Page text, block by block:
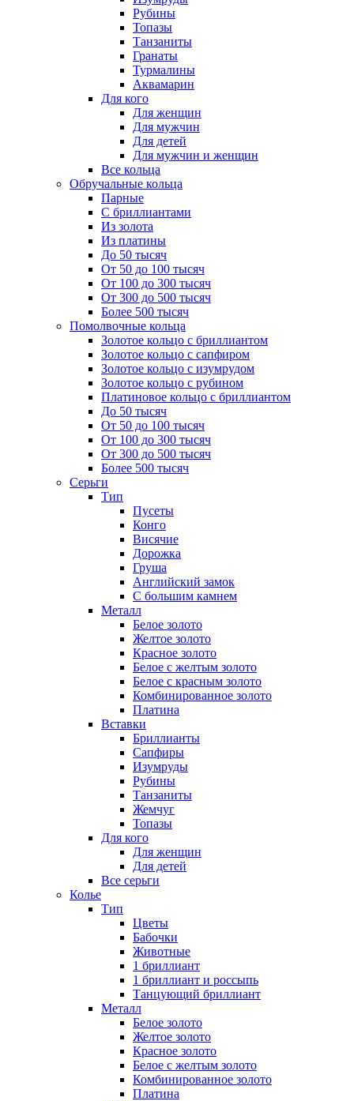
Рубины
Топазы
Танзаниты
Гранаты
Турмалины
Аквамарин
Для кого
Для женщин
Для мужчин
Для детей
Для мужчин и женщин
Все кольца
Обручальные кольца
Парные
С бриллиантами
Из золота
Из платины
До 50 тысяч
От 50 до 100 тысяч
От 100 до 300 тысяч
От 300 до 500 тысяч
Более 500 тысяч
Помолвочные кольца
Золотое кольцо с бриллиантом
Золотое кольцо с сапфиром
Золотое кольцо с изумрудом
Золотое кольцо с рубином
Платиновое кольцо с бриллиантом
До 50 тысяч
От 50 до 100 тысяч
От 100 до 300 тысяч
От 300 до 500 тысяч
Более 500 тысяч
Серьги
Тип
Пусеты
Конго
Висячие
Дорожка
Груша
Английский замок
С большим камнем
Металл
Белое золото
Желтое золото
Красное золото
Белое с желтым золото
Белое с красным золото
Комбинированное золото
Платина
Вставки
Бриллианты
Сапфиры
Изумруды
Рубины
Танзаниты
Жемчуг
Топазы
Для кого
Для женщин
Для детей
Все серьги
Колье
Тип
Цветы
Бабочки
Животные
1 бриллиант
1 бриллиант и россыпь
Танцующий бриллиант
Металл
Белое золото
Желтое золото
Красное золото
Белое с желтым золото
Комбинированное золото
Платина